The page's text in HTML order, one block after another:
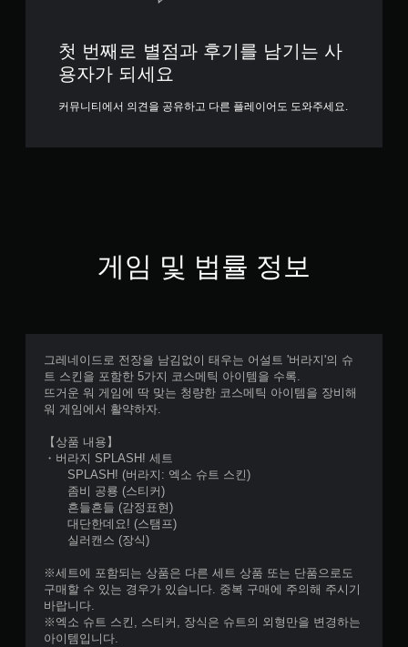
첫 번째로 별점과 후기를 남기는 사
용자가 되세요
커뮤니티에서 의견을 공유하고 다른 플레이어도 도와주세요.
게임 및 법률 정보
그레네이드로 전장을 남김없이 태우는 어설트 '버라지'의 슈
트 스킨을 포함한 5가지 코스메틱 아이템을 수록.
뜨거운 워 게임에 딱 맞는 청량한 코스메틱 아이템을 장비해
워 게임에서 활약하자.
【상품 내용】
・버라지 SPLASH! 세트
SPLASH! (버라지: 엑소 슈트 스킨)
좀비 공룡 (스티커)
흔들흔들 (감정표현)
대단한데요! (스탬프)
실러캔스 (장식)
※세트에 포함되는 상품은 다른 세트 상품 또는 단품으로도
구매할 수 있는 경우가 있습니다. 중복 구매에 주의해 주시기
바랍니다.
※엑소 슈트 스킨, 스티커, 장식은 슈트의 외형만을 변경하는
아이템입니다.